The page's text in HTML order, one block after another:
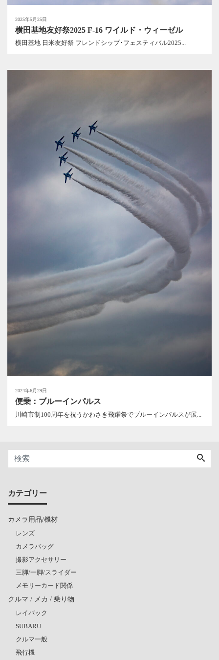
2025年5月25日
横田基地友好祭2025 F-16 ワイルド・ウィーゼル
横田基地 日米友好祭 フレンドシップ･フェスティバル2025...
2024年6月29日
便乗：ブルーインパルス
川崎市制100周年を祝うかわさき飛躍祭でブルーインパルスが展...
カテゴリー
カメラ用品/機材
レンズ
カメラバッグ
撮影アクセサリー
三脚/一脚/スライダー
メモリーカード関係
クルマ / メカ / 乗り物
レイバック
SUBARU
クルマ一般
飛行機